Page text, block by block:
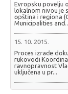
Evropsku povelju
lokalnom nivou je
opština i regiona
Municipalities
15. 10. 2015.
Proces izrade
rukovodi
ravnopravnost
uključena u pr...